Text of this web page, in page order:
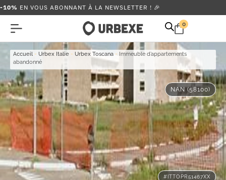
-10% EN VOUS ABONNANT À LA NEWSLETTER ! 🎉
0
Accueil - Urbex Italie - Urbex Toscana - Immeuble d’appartements
abandonné
NAN (58100)
#ITTOPR51467XX